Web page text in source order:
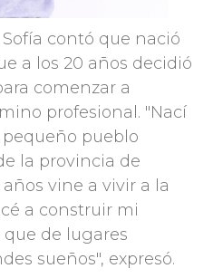
contó que nació
a los 20 años decidió
comenzar a
profesional. "Nací
pueblo
la provincia de
vine a vivir a la
a construir mi
de lugares
sueños", expresó.